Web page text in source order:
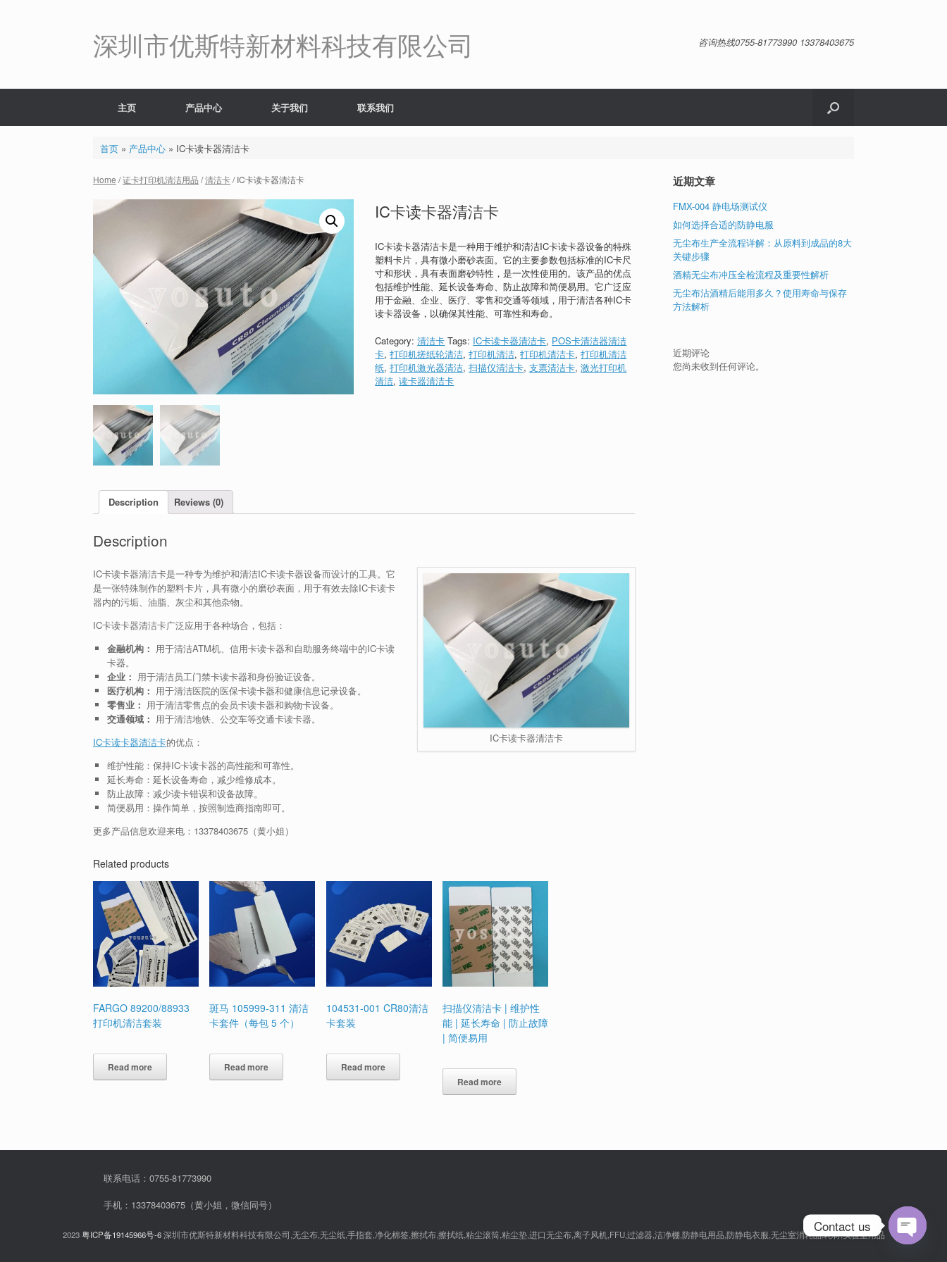
深圳市优斯特新材料科技有限公司 咨询热线0755-81773990 13378403675
主页 产品中心 关于我们 联系我们
首页» 产品中心» IC卡读卡器清洁卡
Home /证卡打印机清洁用品 /清洁卡/ IC卡读卡器清洁卡
IC卡读卡器清洁卡
IC卡读卡器清洁卡是一种用于维护和清洁IC卡读卡器设备的特殊
塑料卡片，具有微小磨砂表面。它的主要参数包括标准的IC卡尺
寸和形状，具有表面磨砂特性，是一次性使用的。该产品的优点
包括维护性能、延长设备寿命、防止故障和简便易用。它广泛应
用于金融、企业、医疗、零售和交通等领域，用于清洁各种IC卡
读卡器设备，以确保其性能、可靠性和寿命。
Category:清洁卡 Tags: IC卡读卡器清洁卡, POS卡清洁器清洁
卡,打印机搓纸轮清洁,打印机清洁,打印机清洁卡,打印机清洁
纸,打印机激光器清洁,扫描仪清洁卡,支票清洁卡,激光打印机
清洁,读卡器清洁卡
Description Reviews (0)
Description
IC卡读卡器清洁卡
IC卡读卡器清洁卡是一种专为维护和清洁IC卡读卡器设备而设计的工具。它
是一张特殊制作的塑料卡片，具有微小的磨砂表面，用于有效去除IC卡读卡
器内的污垢、油脂、灰尘和其他杂物。
IC卡读卡器清洁卡广泛应用于各种场合，包括：
金融机构： 用于清洁ATM机、信用卡读卡器和自助服务终端中的IC卡读
卡器。
企业： 用于清洁员工门禁卡读卡器和身份验证设备。
医疗机构： 用于清洁医院的医保卡读卡器和健康信息记录设备。
零售业： 用于清洁零售点的会员卡读卡器和购物卡设备。
交通领域： 用于清洁地铁、公交车等交通卡读卡器。
IC卡读卡器清洁卡的优点：
维护性能：保持IC卡读卡器的高性能和可靠性。
延长寿命：延长设备寿命，减少维修成本。
防止故障：减少读卡错误和设备故障。
简便易用：操作简单，按照制造商指南即可。
更多产品信息欢迎来电：13378403675（黄小姐）
Related products
FARGO 89200/88933
打印机清洁套装
Read more
斑马 105999-311 清洁
卡套件（每包 5 个）
Read more
104531-001 CR80清洁
卡套装
Read more
扫描仪清洁卡 | 维护性
能 | 延长寿命 | 防止故障
| 简便易用
Read more
近期文章
FMX-004 静电场测试仪
如何选择合适的防静电服
无尘布生产全流程详解：从原料到成品的8大
关键步骤
酒精无尘布冲压全检流程及重要性解析
无尘布沾酒精后能用多久？使用寿命与保存
方法解析
近期评论
您尚未收到任何评论。
联系电话：0755-81773990
手机：13378403675（黄小姐，微信同号）
2023粤ICP备19145966号-6深圳市优斯特新材料科技有限公司,无尘布,无尘纸,手指套,净化棉签,擦拭布,擦拭纸,粘尘滚筒,粘尘垫,进口无尘布,离子风机,FFU,过滤器,洁净棚,防静电用品,防静电衣服,无尘室消耗品,耗材,实验室用品
Contact us
Open